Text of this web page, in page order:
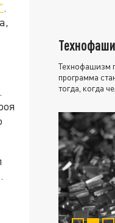
.
Технофашизм
программа
тогда, когда